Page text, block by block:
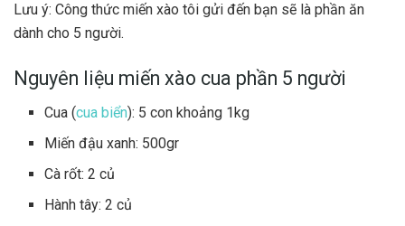
Lưu ý: Công thức miến xào tôi gửi đến bạn sẽ là phần ăn
dành cho 5 người.
Nguyên liệu miến xào cua phần 5 người
Cua (cua biển): 5 con khoảng 1kg
Miến đậu xanh: 500gr
Cà rốt: 2 củ
Hành tây: 2 củ